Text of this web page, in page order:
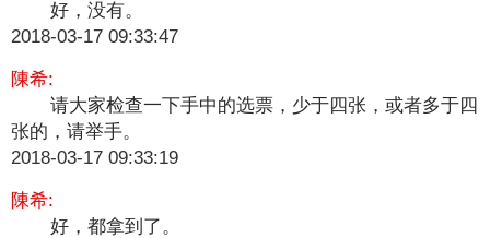
好，没有。
2018-03-17 09:33:47
陳希:
请大家检查一下手中的选票，少于四张，或者多于四
张的，请举手。
2018-03-17 09:33:19
陳希:
好，都拿到了。